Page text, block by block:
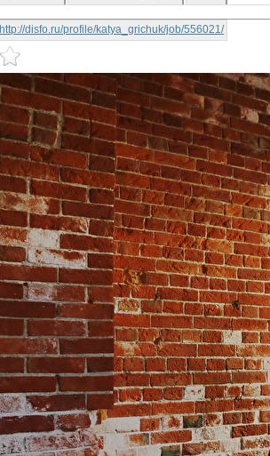
http://disfo.ru/profile/katya_grichuk/job/556021/